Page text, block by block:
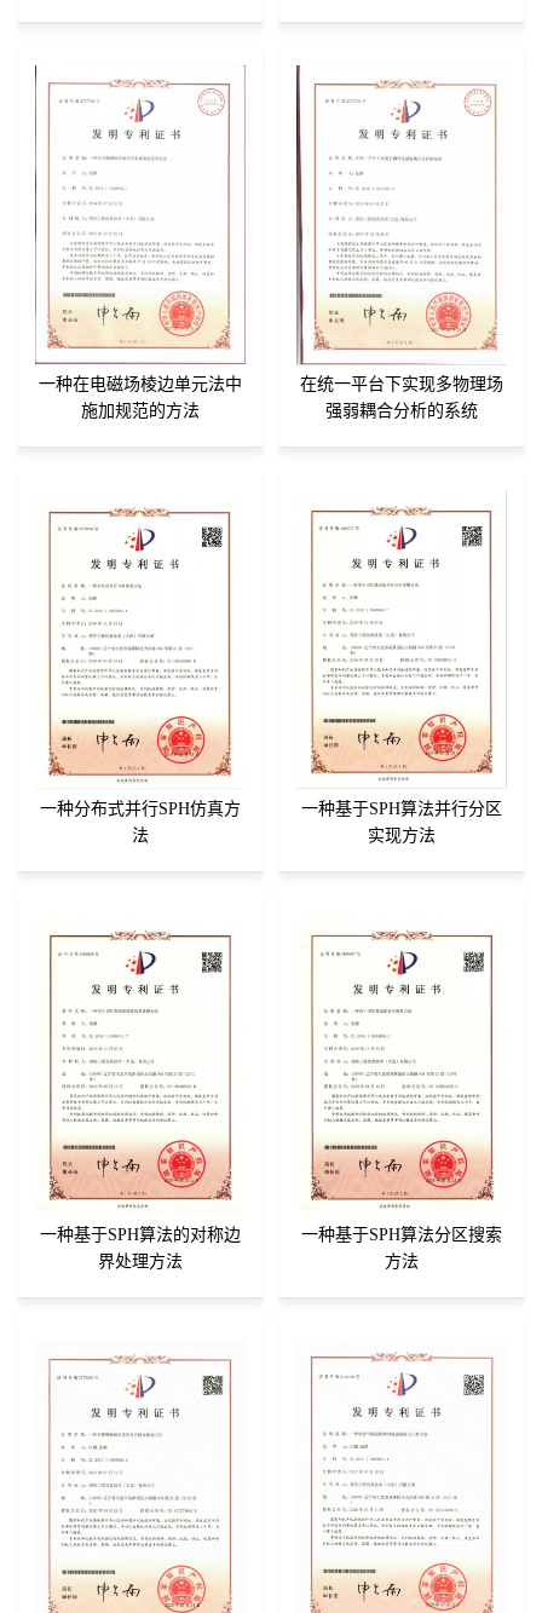
一种在电磁场棱边单元法中
施加规范的方法
在统一平台下实现多物理场
强弱耦合分析的系统
一种分布式并行SPH仿真方
法
一种基于SPH算法并行分区
实现方法
一种基于SPH算法的对称边
界处理方法
一种基于SPH算法分区搜索
方法